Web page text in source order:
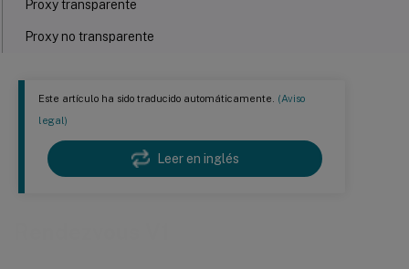
Este artículo ha sido traducido automáticamente. (Aviso
legal)
Leer en inglés
Proxy transparente
Proxy no transparente
Cómo funciona Rendezvous